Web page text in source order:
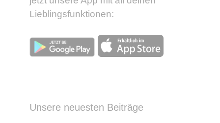
Lieblingsfunktionen:
Unsere neuesten Beiträge